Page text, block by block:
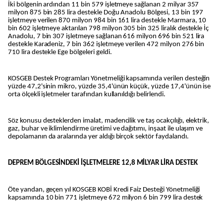
İki bölgenin ardından 11 bin 579 işletmeye sağlanan 2 milyar 357
milyon 875 bin 285 lira destekle Doğu Anadolu Bölgesi, 13 bin 197
işletmeye verilen 870 milyon 984 bin 161 lira destekle Marmara, 10
bin 602 işletmeye aktarılan 798 milyon 305 bin 325 liralık destekle İç
Anadolu, 7 bin 307 işletmeye sağlanan 616 milyon 696 bin 521 lira
destekle Karadeniz, 7 bin 362 işletmeye verilen 472 milyon 276 bin
710 lira destekle Ege bölgeleri geldi.
KOSGEB Destek Programları Yönetmeliği kapsamında verilen desteğin
yüzde 47,2'sinin mikro, yüzde 35,4'ünün küçük, yüzde 17,4'ünün ise
orta ölçekli işletmeler tarafından kullanıldığı belirlendi.
Söz konusu desteklerden imalat, madencilik ve taş ocakçılığı, elektrik,
gaz, buhar ve iklimlendirme üretimi ve dağıtımı, inşaat ile ulaşım ve
depolamanın da aralarında yer aldığı birçok sektör faydalandı.
DEPREM BÖLGESİNDEKİ İŞLETMELERE 12,8 MİLYAR LİRA DESTEK
Öte yandan, geçen yıl KOSGEB KOBİ Kredi Faiz Desteği Yönetmeliği
kapsamında 10 bin 771 işletmeye 672 milyon 6 bin 799 lira destek